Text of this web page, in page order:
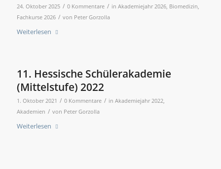
24. Oktober 2025 / 0 Kommentare / in Akademiejahr 2026, Biomedizin,
Fachkurse 2026 / von Peter Gorzolla
Weiterlesen
11. Hessische Schülerakademie
(Mittelstufe) 2022
1. Oktober 2021 / 0 Kommentare / in Akademiejahr 2022,
Akademien / von Peter Gorzolla
Weiterlesen